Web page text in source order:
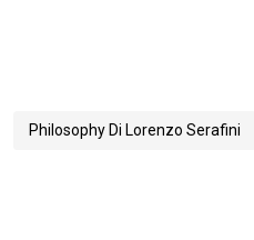
Philosophy Di Lorenzo Serafini